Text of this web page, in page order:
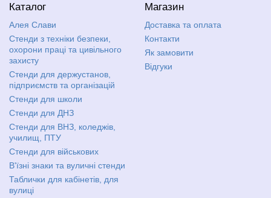
Каталог
Алея Слави
Стенди з техніки безпеки,
охорони праці та цивільного
захисту
Стенди для держустанов,
підприємств та організацій
Стенди для школи
Стенди для ДНЗ
Стенди для ВНЗ, коледжів,
училищ, ПТУ
Стенди для військових
В'їзні знаки та вуличні стенди
Таблички для кабінетів, для
вулиці
Магазин
Доставка та оплата
Контакти
Як замовити
Відгуки